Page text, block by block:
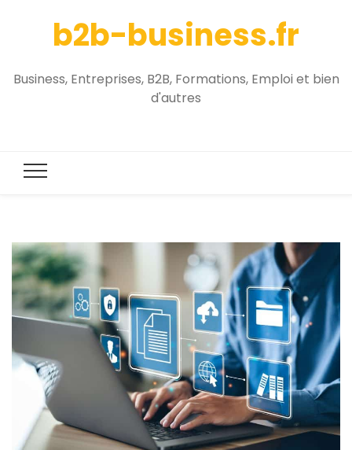
b2b-business.fr
Business, Entreprises, B2B, Formations, Emploi et bien
d'autres